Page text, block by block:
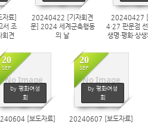
료]
서 조
회견
20240422 [기자회견
문] 2024 세계군축행동
의 날
20240427 [
4·27 판문점
생명·평화·상
여성계
No Image
20
SEP
by 평화여성
회
1903
[보도자료]
No Image
20
SEP
by 평화여성
회
1750
20240607 [보도자료]